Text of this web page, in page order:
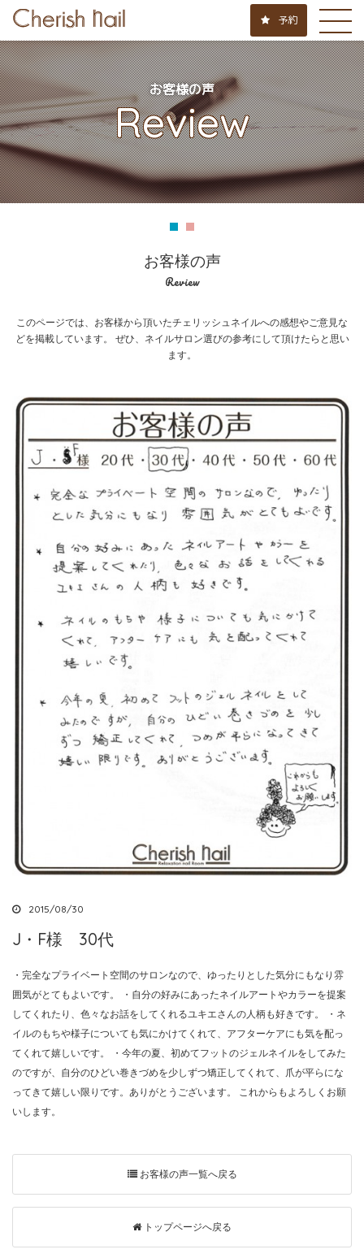
予約
お客様の声
Review
お客様の声
Review
このページでは、お客様から頂いたチェリッシュネイルへの感想やご意見な
どを掲載しています。
ぜひ、ネイルサロン選びの参考にして頂けたらと思い
ます。
2015/08/30
J・F様 30代
・完全なプライベート空間のサロンなので、ゆったりとした気分にもなり雰
囲気がとてもよいです。 ・自分の好みにあったネイルアートやカラーを提案
してくれたり、色々なお話をしてくれるユキエさんの人柄も好きです。 ・ネ
イルのもちや様子についても気にかけてくれて、アフターケアにも気を配っ
てくれて嬉しいです。 ・今年の夏、初めてフットのジェルネイルをしてみた
のですが、自分のひどい巻きづめを少しずつ矯正してくれて、爪が平らにな
ってきて嬉しい限りです。ありがとうございます。 これからもよろしくお願
いします。
お客様の声一覧へ戻る
トップページへ戻る